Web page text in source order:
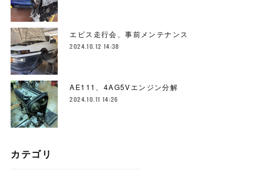
エビス走行会、事前メンテナンス
2024.10.12 14:38
AE111、4AG5Vエンジン分解
2024.10.11 14:26
カテゴリ